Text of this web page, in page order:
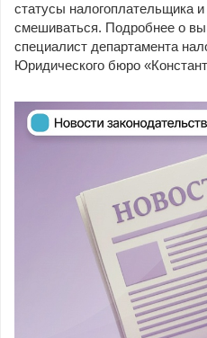
статусы налогоплательщика
смешиваться. Подробнее о
специалист департамента
Юридического бюро